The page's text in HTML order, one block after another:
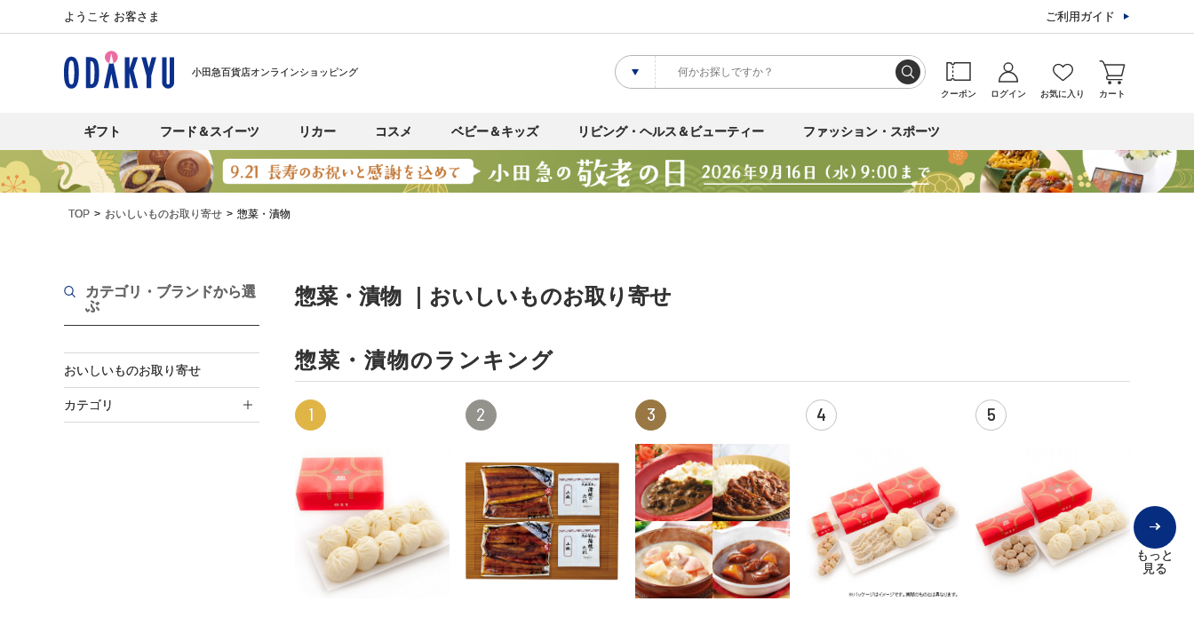
ようこそ お客さま ご利用ガイド
小田急百貨店オンラインショッピング
クーポン ログイン お気に入り カート
ギフト フード＆スイーツ リカー コスメ ベビー＆キッズ リビング・ヘルス＆ビューティー ファッション・スポーツ
TOP おいしいものお取り寄せ 惣菜・漬物
カテゴリ・ブランドから選
ぶ
おいしいものお取り寄せ
カテゴリ
惣菜・漬物 ｜おいしいものお取り寄せ
惣菜・漬物のランキング
もっと
見る
1 2 3 4 5